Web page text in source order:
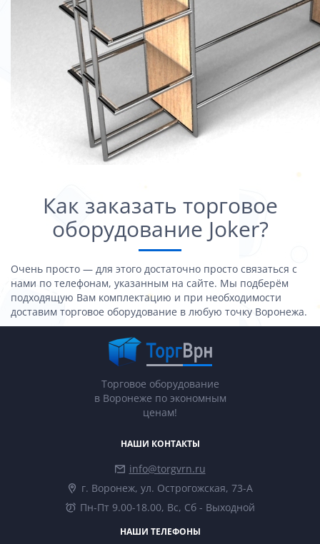
Как заказать торговое
оборудование Joker?
Очень просто — для этого достаточно просто связаться с
нами по телефонам, указанным на сайте. Мы подберём
подходящую Вам комплектацию и при необходимости
доставим торговое оборудование в любую точку Воронежа.
Торговое оборудование
в Воронеже по экономным
ценам!
НАШИ КОНТАКТЫ
info@torgvrn.ru
г. Воронеж, ул. Острогожская, 73-А
Пн-Пт 9.00-18.00, Вс, Сб - Выходной
НАШИ ТЕЛЕФОНЫ